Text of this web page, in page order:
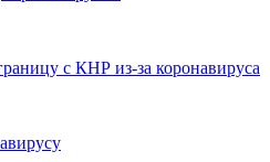
с КНР из-за коронавируса